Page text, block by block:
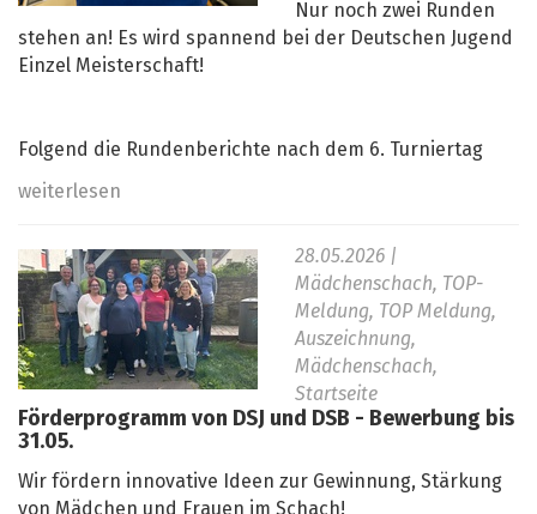
Nur noch zwei Runden
stehen an! Es wird spannend bei der Deutschen Jugend
Einzel Meisterschaft!
Folgend die Rundenberichte nach dem 6. Turniertag
weiterlesen
28.05.2026 |
Mädchenschach, TOP-
Meldung, TOP Meldung,
Auszeichnung,
Mädchenschach,
Startseite
Förderprogramm von DSJ und DSB - Bewerbung bis
31.05.
Wir fördern innovative Ideen zur Gewinnung, Stärkung
von Mädchen und Frauen im Schach!